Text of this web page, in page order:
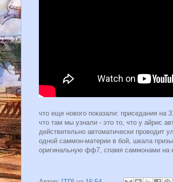
что еще нового показали: приседания на
что там мы узнали - это то, что у айрис
действительно автоматически проводит
одной саммон-материи в бой, шкала
оригинальную фф7, спамя саммонами на